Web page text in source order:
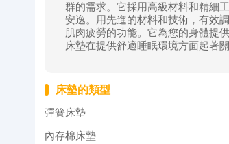
群的需求。它採用高級材料和精細
安逸。用先進的材料和技術，有效
肌肉疲勞的功能。它為您的身體提
床墊在提供舒適睡眠環境方面起著
床墊的類型
彈簧床墊
內存棉床墊